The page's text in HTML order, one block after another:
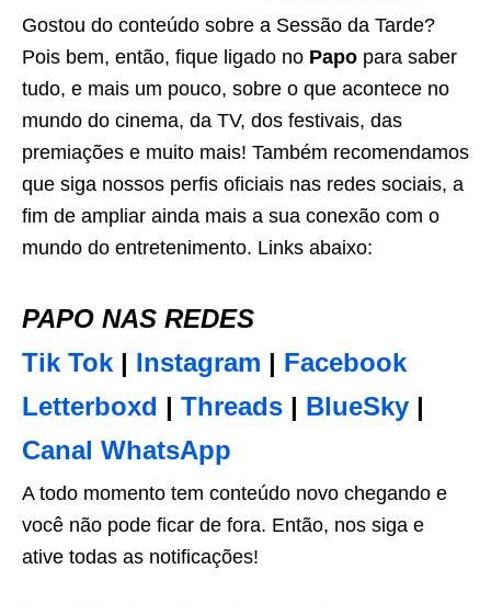
Gostou do conteúdo sobre a Sessão da Tarde?
Pois bem, então, fique ligado no Papo para saber
tudo, e mais um pouco, sobre o que acontece no
mundo do cinema, da TV, dos festivais, das
premiações e muito mais! Também recomendamos
que siga nossos perfis oficiais nas redes sociais, a
fim de ampliar ainda mais a sua conexão com o
mundo do entretenimento. Links abaixo:
PAPO NAS REDES
Tik Tok | Instagram | Facebook
Letterboxd | Threads | BlueSky |
Canal WhatsApp
A todo momento tem conteúdo novo chegando e
você não pode ficar de fora. Então, nos siga e
ative todas as notificações!